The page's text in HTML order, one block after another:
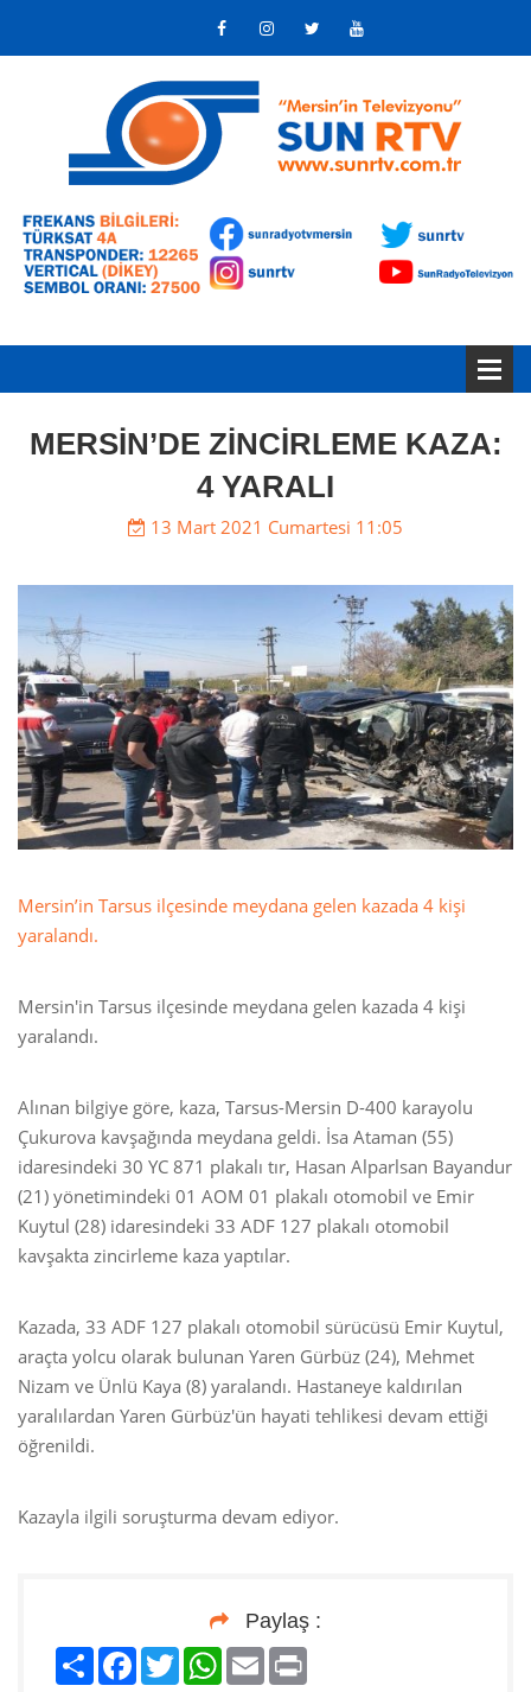
MERSİN’DE ZİNCİRLEME KAZA:
4 YARALI
13 Mart 2021 Cumartesi 11:05
Mersin’in Tarsus ilçesinde meydana gelen kazada 4 kişi
yaralandı.
Mersin'in Tarsus ilçesinde meydana gelen kazada 4 kişi
yaralandı.
Alınan bilgiye göre, kaza, Tarsus-Mersin D-400 karayolu
Çukurova kavşağında meydana geldi. İsa Ataman (55)
idaresindeki 30 YC 871 plakalı tır, Hasan Alparlsan Bayandur
(21) yönetimindeki 01 AOM 01 plakalı otomobil ve Emir
Kuytul (28) idaresindeki 33 ADF 127 plakalı otomobil
kavşakta zincirleme kaza yaptılar.
Kazada, 33 ADF 127 plakalı otomobil sürücüsü Emir Kuytul,
araçta yolcu olarak bulunan Yaren Gürbüz (24), Mehmet
Nizam ve Ünlü Kaya (8) yaralandı. Hastaneye kaldırılan
yaralılardan Yaren Gürbüz'ün hayati tehlikesi devam ettiği
öğrenildi.
Kazayla ilgili soruşturma devam ediyor.
Paylaş :
PaylaşFacebook
TwitterWhatsApp
Email